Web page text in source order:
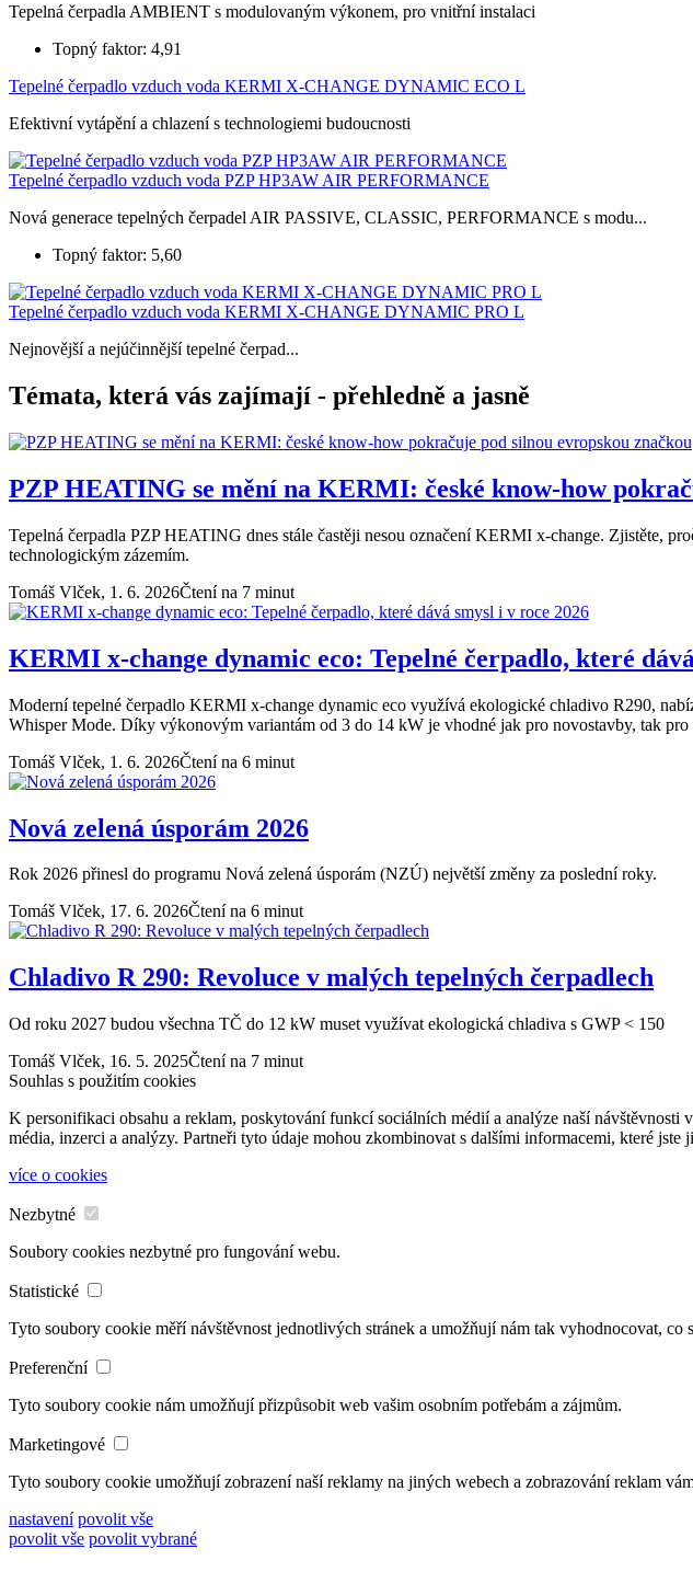
Tepelná čerpadla AMBIENT s modulovaným výkonem, pro vnitřní instalaci
Topný faktor: 4,91
Tepelné čerpadlo vzduch voda KERMI X-CHANGE DYNAMIC ECO L
Efektivní vytápění a chlazení s technologiemi budoucnosti
Tepelné čerpadlo vzduch voda PZP HP3AW AIR PERFORMANCE
Nová generace tepelných čerpadel AIR PASSIVE, CLASSIC, PERFORMANCE s modu...
Topný faktor: 5,60
Tepelné čerpadlo vzduch voda KERMI X-CHANGE DYNAMIC PRO L
Nejnovější a nejúčinnější tepelné čerpad...
Témata, která vás zajímají - přehledně a jasně
PZP HEATING se mění na KERMI: české know-how
Tepelná čerpadla PZP HEATING dnes stále častěji nesou označení KERMI x-change. Zjistěte,
technologickým zázemím.
Tomáš Vlček, 1. 6. 2026Čtení na 7 minut
KERMI x-change dynamic eco: Tepelné čerpadlo, které
Moderní tepelné čerpadlo KERMI x-change dynamic eco využívá ekologické chladivo R290,
Whisper Mode. Díky výkonovým variantám od 3 do 14 kW je vhodné jak pro novostavby, tak
Tomáš Vlček, 1. 6. 2026Čtení na 6 minut
Nová zelená úsporám 2026
Rok 2026 přinesl do programu Nová zelená úsporám (NZÚ) největší změny za poslední roky.
Tomáš Vlček, 17. 6. 2026Čtení na 6 minut
Chladivo R 290: Revoluce v malých tepelných čerpadlech
Od roku 2027 budou všechna TČ do 12 kW muset využívat ekologická chladiva s GWP < 150
Tomáš Vlček, 16. 5. 2025Čtení na 7 minut
Souhlas s použitím cookies
K personifikaci obsahu a reklam, poskytování funkcí sociálních médií a analýze naší
média, inzerci a analýzy. Partneři tyto údaje mohou zkombinovat s dalšími informacemi, které
více o cookies
Nezbytné
Soubory cookies nezbytné pro fungování webu.
Statistické
Tyto soubory cookie měří návštěvnost jednotlivých stránek a umožňují nám tak vyhodnocovat, co
Preferenční
Tyto soubory cookie nám umožňují přizpůsobit web vašim osobním potřebám a zájmům.
Marketingové
Tyto soubory cookie umožňují zobrazení naší reklamy na jiných webech a zobrazování reklam
nastavení povolit vše
povolit vše povolit vybrané